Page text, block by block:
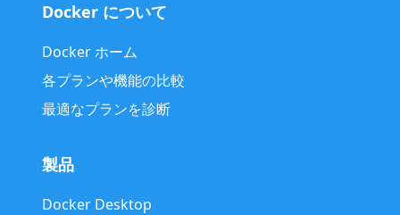
Docker について
Docker ホーム
各プランや機能の比較
最適なプランを診断
製品
Docker Desktop